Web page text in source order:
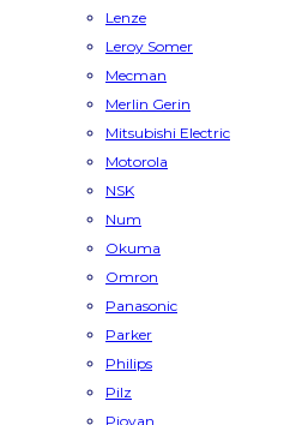
Lenze
Leroy Somer
Mecman
Merlin Gerin
Mitsubishi Electric
Motorola
NSK
Num
Okuma
Omron
Panasonic
Parker
Philips
Pilz
Piovan